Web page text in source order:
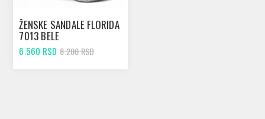
ŽENSKE SANDALE FLORIDA
7013 BELE
6.560 RSD 8.200 RSD